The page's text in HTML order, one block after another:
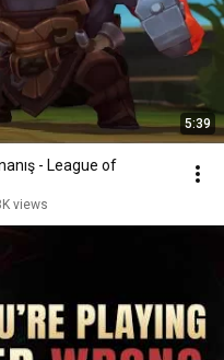
5:39
- League of
views